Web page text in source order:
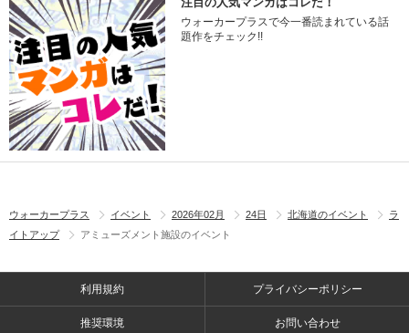
ウォーカープラスで今一番読まれている話
題作をチェック!!
ウォーカープラス イベント 2026年02月 24日 北海道のイベント
ラ
イトアップ
アミューズメント施設のイベント
利用規約 プライバシーポリシー
推奨環境 お問い合わせ